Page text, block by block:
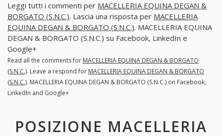
Leggi tutti i commenti per MACELLERIA EQUINA DEGAN &
BORGATO (S.N.C.). Lascia una risposta per MACELLERIA
EQUINA DEGAN & BORGATO (S.N.C.). MACELLERIA EQUINA
DEGAN & BORGATO (S.N.C.) su Facebook, LinkedIn e
Google+
Read all the comments for MACELLERIA EQUINA DEGAN & BORGATO
(S.N.C.). Leave a respond for MACELLERIA EQUINA DEGAN & BORGATO
(S.N.C.). MACELLERIA EQUINA DEGAN & BORGATO (S.N.C.) on Facebook,
LinkedIn and Google+
POSIZIONE MACELLERIA